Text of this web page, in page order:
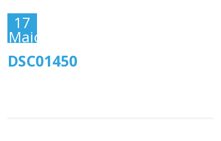
17
Maio,
2019
DSC01450